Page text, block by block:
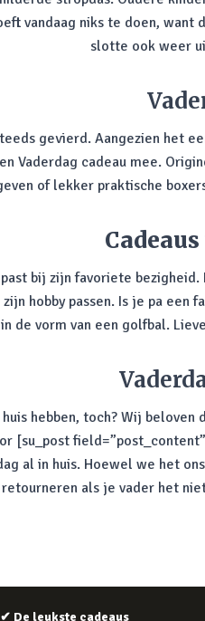
vandaag niks te doen,
slotte ook weer
gevierd. Aangezien het
Vaderdag cadeau mee.
of lekker praktische
bij zijn favoriete
hobby passen. Is je pa een
de vorm van een golfbal.
hebben, toch? Wij
[su_post
al in huis. Hoewel we het
als je vader het
✔ De leukste cadeaus